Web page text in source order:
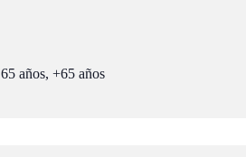
años, +65 años